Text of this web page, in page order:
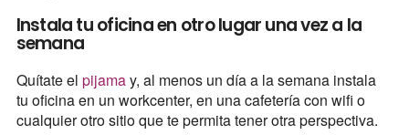
Instala tu oficina en otro lugar una vez a la
semana
Quítate el pijamay, al menos un día a la semana instala
tu oficina en un workcenter, en una cafetería con wifi o
cualquier otro sitio que te permita tener otra perspectiva.